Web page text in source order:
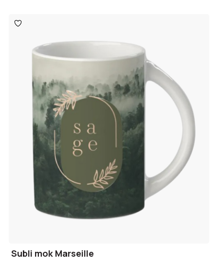
Toevoegen
aan
Subli mok Marseille